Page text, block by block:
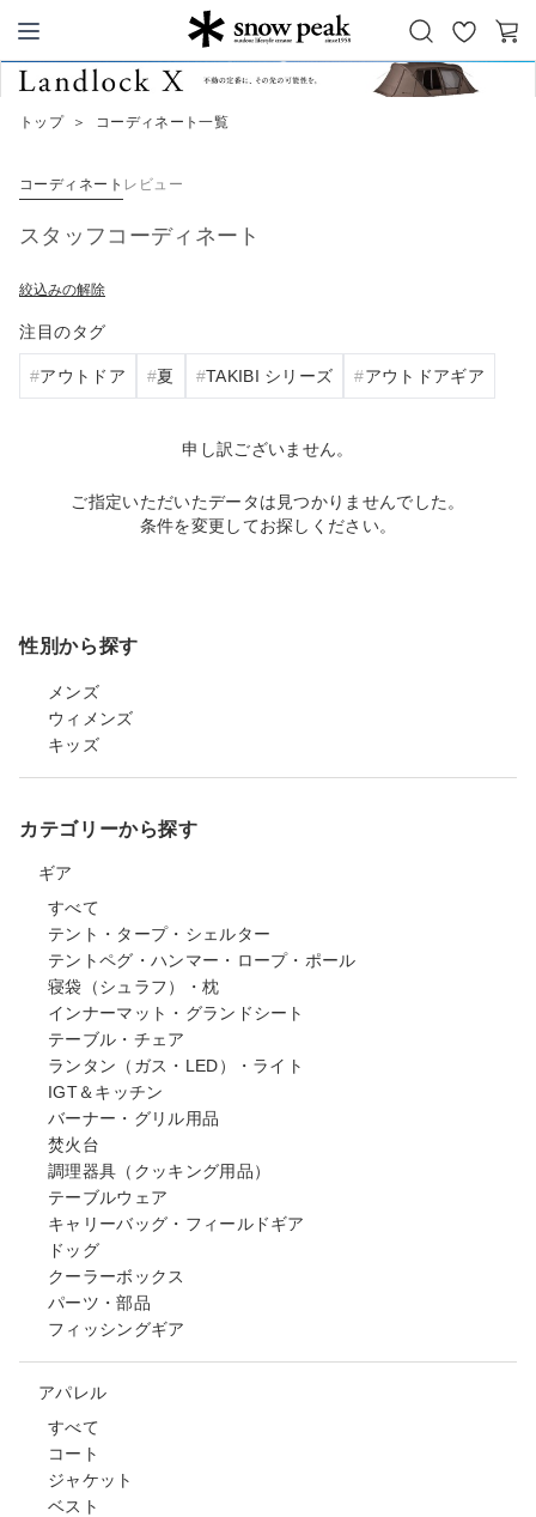
Snow Peak
お
気
カ
トップ ＞ コーディネート一覧
コーディネート レビュー
スタッフコーディネート
絞込みの解除
注目のタグ
アウトドア 夏 TAKIBI シリーズ アウトドアギア
申し訳ございません。
ご指定いただいたデータは見つかりませんでした。
条件を変更してお探しください。
性別から探す
メンズ
ウィメンズ
キッズ
カテゴリーから探す
ギア
すべて
テント・タープ・シェルター
テントペグ・ハンマー・ロープ・ポール
寝袋（シュラフ）・枕
インナーマット・グランドシート
テーブル・チェア
ランタン（ガス・LED）・ライト
IGT＆キッチン
バーナー・グリル用品
焚火台
調理器具（クッキング用品）
テーブルウェア
キャリーバッグ・フィールドギア
ドッグ
クーラーボックス
パーツ・部品
フィッシングギア
アパレル
すべて
コート
ジャケット
ベスト